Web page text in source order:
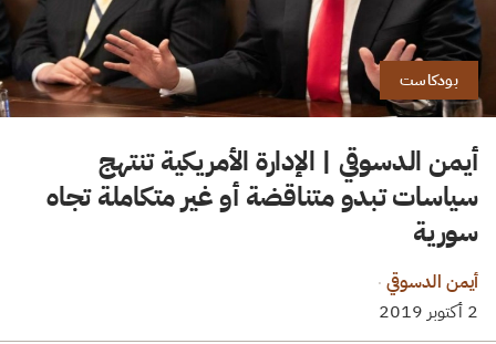
بودكاست
أيمن الدسوقي | الإدارة الأمريكية تنتهج
سياسات تبدو متناقضة أو غير متكاملة تجاه
سورية
أيمن الدسوقي ·
2 أكتوبر 2019